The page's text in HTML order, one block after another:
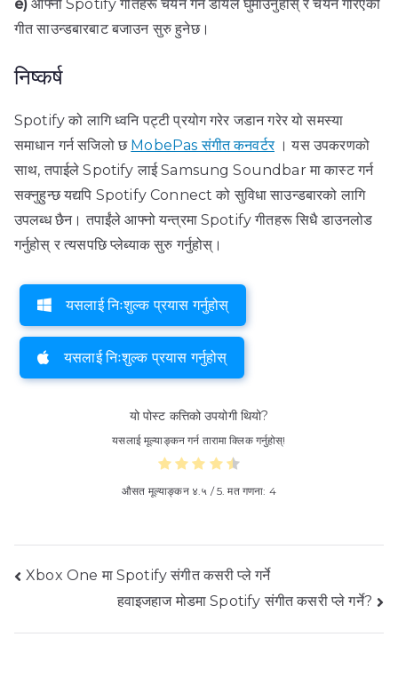
e) आफ्नो Spotify गीतहरू चयन गर्न डायल घुमाउनुहोस् र चयन गरिएको
गीत साउन्डबारबाट बजाउन सुरु हुनेछ।
निष्कर्ष
Spotify को लागि ध्वनि पट्टी प्रयोग गरेर जडान गरेर यो समस्या
समाधान गर्न सजिलो छ MobePas संगीत कनवर्टर। यस उपकरणको
साथ, तपाईले Spotify लाई Samsung Soundbar मा कास्ट गर्न
सक्नुहुन्छ यद्यपि Spotify Connect को सुविधा साउन्डबारको लागि
उपलब्ध छैन। तपाईंले आफ्नो यन्त्रमा Spotify गीतहरू सिधै डाउनलोड
गर्नुहोस् र त्यसपछि प्लेब्याक सुरु गर्नुहोस्।
यसलाई निःशुल्क प्रयास गर्नुहोस्
यसलाई निःशुल्क प्रयास गर्नुहोस्
यो पोस्ट कत्तिको उपयोगी थियो?
यसलाई मूल्याङ्कन गर्न तारामा क्लिक गर्नुहोस्!
औसत मूल्याङ्कन ४.५ / 5. मत गणना: 4
पोस्ट
Xbox One मा Spotify संगीत कसरी प्ले गर्ने
हवाइजहाज मोडमा Spotify संगीत कसरी प्ले गर्ने?